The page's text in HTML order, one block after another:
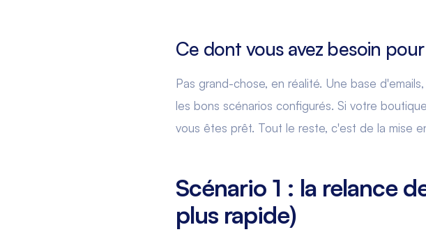
Ce dont vous avez besoin
Pas grand-chose, en réalité. Une base
les bons scénarios configurés. Si votre
vous êtes prêt. Tout le reste, c'est de la mise
Scénario 1 : la relance
plus rapide)